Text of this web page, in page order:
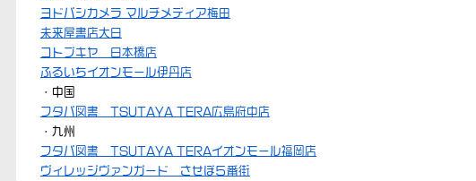
ヨドバシカメラ マルチメディア梅田
未来屋書店大日
コトブキヤ 日本橋店
ふるいちイオンモール伊丹店
・中国
フタバ図書 TSUTAYA TERA広島府中店
・九州
フタバ図書 TSUTAYA TERAイオンモール福岡店
ヴィレッジヴァンガード させぼ５番街